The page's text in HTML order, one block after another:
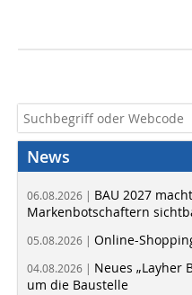
News
06.08.2026 | BAU 2027
Markenbotschaftern
05.08.2026 | Online-
04.08.2026 | Neues „Layher
um die Baustelle